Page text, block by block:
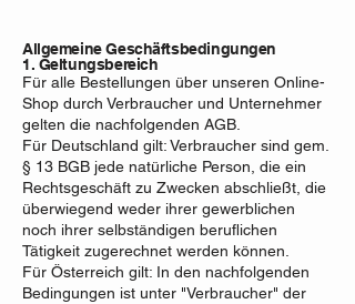
Allgemeine Geschäftsbedingungen
1. Geltungsbereich
Für alle Bestellungen über unseren Online-
Shop durch Verbraucher und Unternehmer
gelten die nachfolgenden AGB.
Für Deutschland gilt: Verbraucher sind gem.
§ 13 BGB jede natürliche Person, die ein
Rechtsgeschäft zu Zwecken abschließt, die
überwiegend weder ihrer gewerblichen
noch ihrer selbständigen beruflichen
Tätigkeit zugerechnet werden können.
Für Österreich gilt: In den nachfolgenden
Bedingungen ist unter "Verbraucher" der